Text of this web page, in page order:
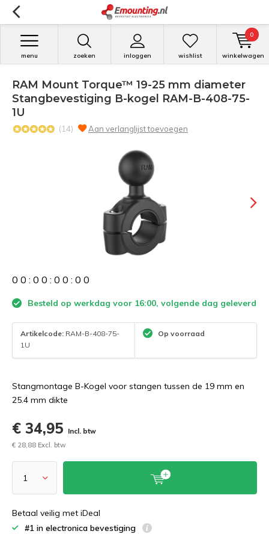
zoeken inloggen
menu wishlist winkelwagen
0
RAM Mount Torque™ 19-25 mm diameter
Stangbevestiging B-kogel RAM-B-408-75-
1U
(14) Aan verlanglijst toevoegen
0 0 : 0 0 : 0 0 : 0 0
Besteld op werkdag voor 16:00, volgende dag geleverd
Artikelcode: RAM-B-408-75-
1U
Op voorraad
Stangmontage B-Kogel voor stangen tussen de 19 mm en
25.4 mm dikte
€ 34,95
Incl. btw
€ 28,88 Excl. btw
Betaal veilig met iDeal
#1 in electronica bevestiging